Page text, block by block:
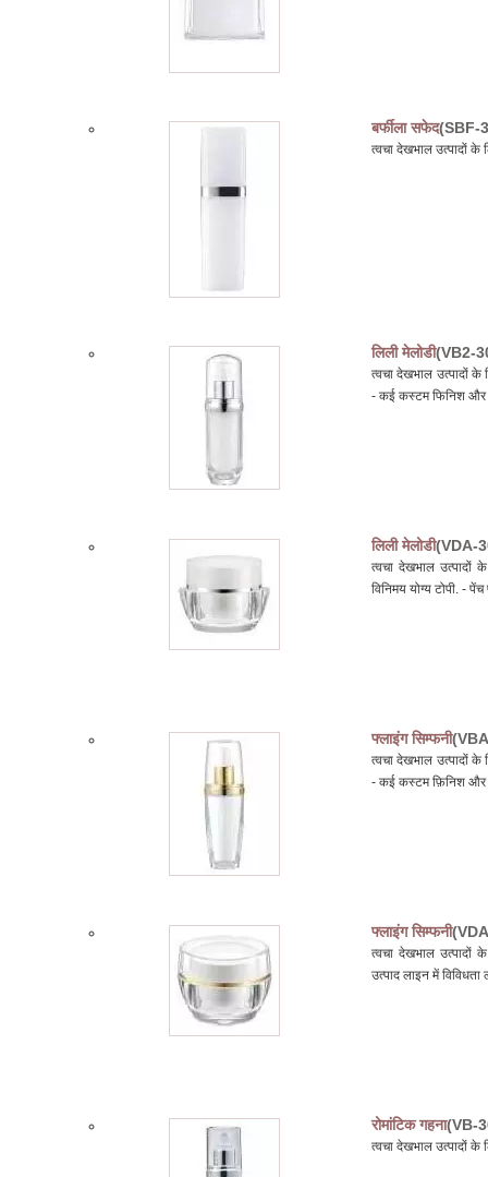
बर्फीला सफेद(SBF-
त्वचा देखभाल उत्पादों के
लिली मेलोडी(VB2-
त्वचा देखभाल उत्पादों
- कई कस्टम फिनिश और
लिली मेलोडी(VDA-
त्वचा देखभाल
विनिमय योग्य टोपी. -
फ्लाइंग सिम्फनी
त्वचा देखभाल उत्पादों
- कई कस्टम फ़िनिश और
फ्लाइंग सिम्फनी
त्वचा देखभाल
उत्पाद लाइन में
रोमांटिक गहना(VB-
त्वचा देखभाल उत्पादों के